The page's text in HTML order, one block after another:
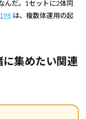
んだ。1セットに2体同
は、複数体運用の起
集めたい関連